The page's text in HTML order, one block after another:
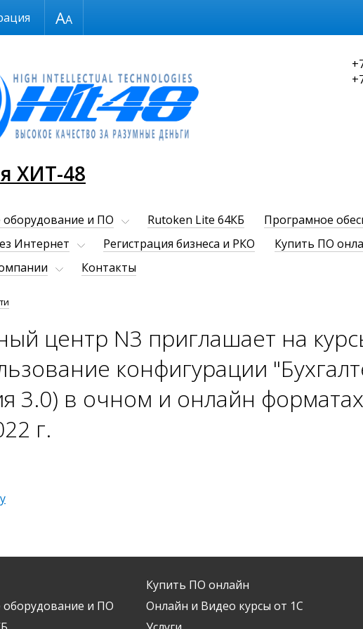
ХИТ-48
оборудование и ПО Rutoken Lite 64КБ Програмное
Интернет
Регистрация бизнеса и РКО Купить ПО
Контакты
центр N3 приглашает на
конфигурации
3.0) в очном и онлайн
г.
оборудование и ПО
Купить ПО онлайн
Онлайн и Видео курсы от 1С